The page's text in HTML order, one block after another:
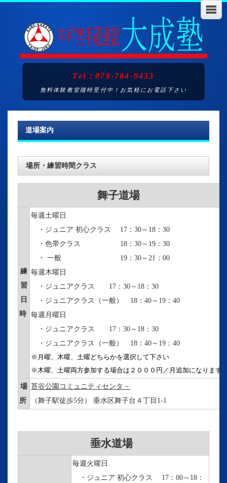
Tel：078-784-9433
無料体験教室随時受付中！お気軽にお電話下さい
道場案内
場所・練習時間クラス
舞子道場
練
習
日
時
毎週土曜日
・ジュニア 初心クラス 17：30～18：30
・色帯クラス 18：30～19：30
・ 一般 19：30～21：00
毎週木曜日
・ジュニアクラス 17：30～18：30
・ジュニアクラス（一般） 18：40～19：40
毎週月曜日
・ジュニアクラス 17：30～18：30
・ジュニアクラス（一般） 18：40～19：40
※月曜、木曜、土曜どちらかを選択して下さい
※木曜、土曜両方参加する場合は２０００円／月追加になります
場
所
苔谷公園コミュニティセンタ－
（舞子駅徒歩5分） 垂水区舞子台４丁目1-1
垂水道場
毎週火曜日
・ジュニア 初心クラス 17：00～18：